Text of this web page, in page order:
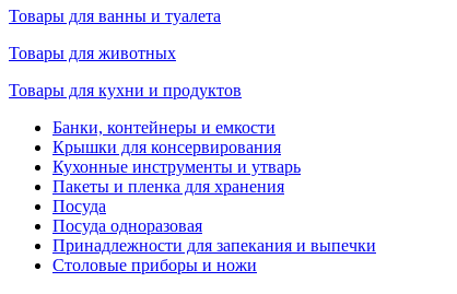
Товары для ванны и туалета
Товары для животных
Товары для кухни и продуктов
Банки, контейнеры и емкости
Крышки для консервирования
Кухонные инструменты и утварь
Пакеты и пленка для хранения
Посуда
Посуда одноразовая
Принадлежности для запекания и выпечки
Столовые приборы и ножи